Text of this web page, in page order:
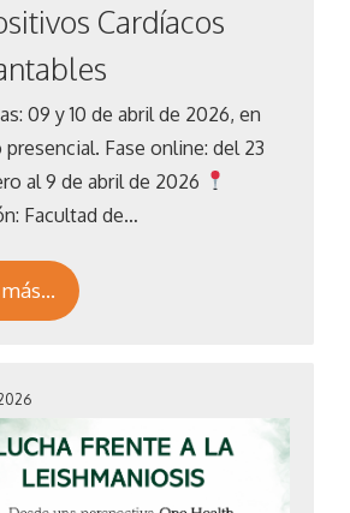
Cardíacos
09 y 10 de abril de 2026, en
Fase online: del 23
al 9 de abril de 2026
Facultad de…